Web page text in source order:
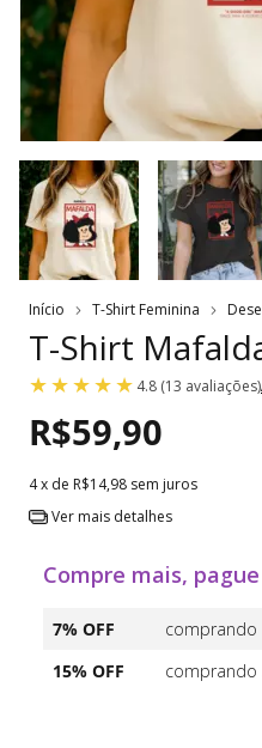
Início T-Shirt Feminina
T-Shirt
4.8 (13 avaliações)
R$59,90
4x de R$14,98 sem juros
Ver mais detalhes
Compre mais,
7% OFF
comprando
15% OFF
comprando